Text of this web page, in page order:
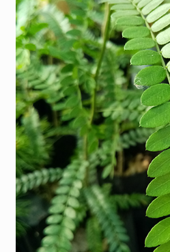
Контакты
Корзина
Оформление заказа
Оплата и доставка
Мой аккаунт
Отправить сообщение
Мы в соцсетях